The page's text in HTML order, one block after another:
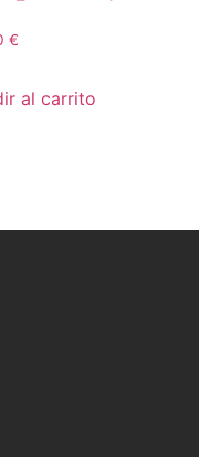
€
al carrito